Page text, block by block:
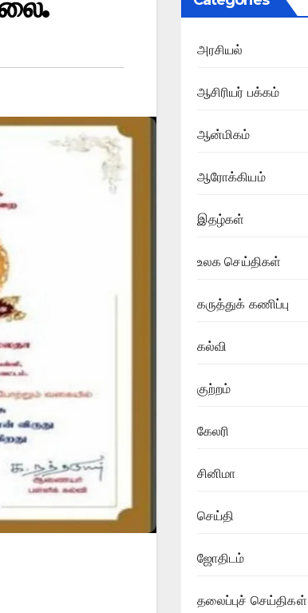
அரசியல்
ஆசிரியர் பக்கம்
ஆன்மிகம்
ஆரோக்கியம்
இதழ்கள்
உலக செய்திகள்
கருத்துக் கணிப்பு
கல்வி
குற்றம்
கேலரி
சினிமா
செய்தி
ஜோதிடம்
தலைப்புச் செய்திகள்